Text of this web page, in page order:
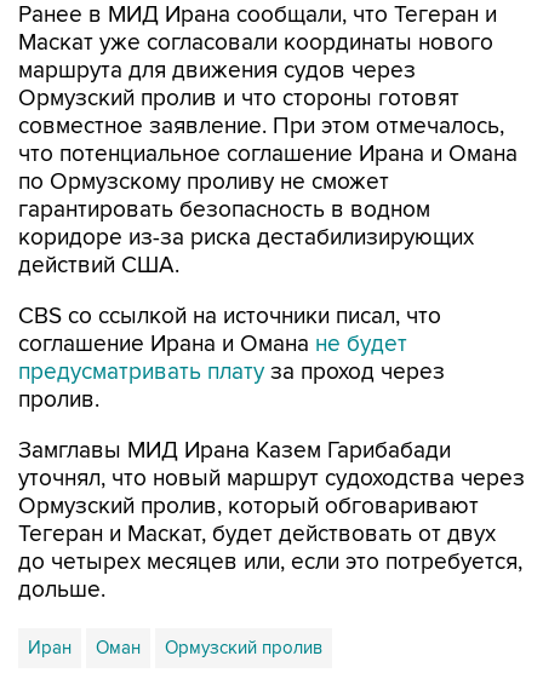
Ранее в МИД Ирана сообщали, что Тегеран и
Маскат уже согласовали координаты нового
маршрута для движения судов через
Ормузский пролив и что стороны готовят
совместное заявление. При этом отмечалось,
что потенциальное соглашение Ирана и Омана
по Ормузскому проливу не сможет
гарантировать безопасность в водном
коридоре из-за риска дестабилизирующих
действий США.
CBS со ссылкой на источники писал, что
соглашение Ирана и Омана не будет
предусматривать плату за проход через
пролив.
Замглавы МИД Ирана Казем Гарибабади
уточнял, что новый маршрут судоходства через
Ормузский пролив, который обговаривают
Тегеран и Маскат, будет действовать от двух
до четырех месяцев или, если это потребуется,
дольше.
Иран Оман Ормузский пролив